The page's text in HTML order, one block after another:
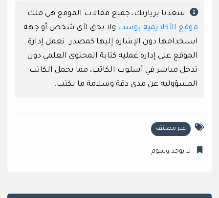
سعدنا بزيارتك، جميع مقالات الموقع هي ملك
موقع الأكاديمية بوست ولا يحق لأي شخص أو جهة
استخدامها دون الإشارة إليها كمصدر. تعمل إدارة
الموقع على إدارة عملية كتابة المحتوى العلمي دون
تدخل مباشر في أسلوب الكاتب، مما يحمل الكاتب
المسؤولية عن مدى دقة وسلامة ما يكتب.
غير مصنف
لا يوجد وسوم